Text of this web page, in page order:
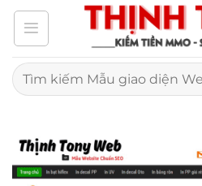
Bỏ
qua
nội
dung
Tìm
kiếm: